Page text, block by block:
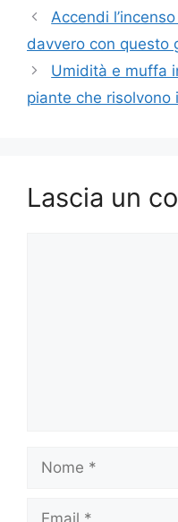
Accendi
davvero con questo
Umidità e muffa
piante che risolvono
Lascia un